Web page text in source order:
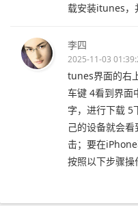
载安装itunes，
李四
2025-11-03
tunes界面的右
车键 4看到界面
字，进行下载 5
己的设备就会
击；要在
按照以下步骤操